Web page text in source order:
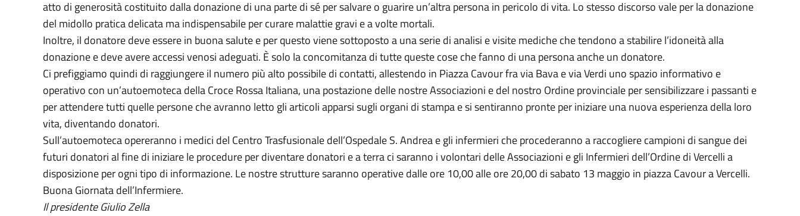
atto di generosità costituito dalla donazione di una parte di sé per salvare o guarire un’altra persona in pericolo di vita. Lo stesso discorso vale per la donazione
del midollo pratica delicata ma indispensabile per curare malattie gravi e a volte mortali.
Inoltre, il donatore deve essere in buona salute e per questo viene sottoposto a una serie di analisi e visite mediche che tendono a stabilire l’idoneità alla
donazione e deve avere accessi venosi adeguati. È solo la concomitanza di tutte queste cose che fanno di una persona anche un donatore.
Ci prefiggiamo quindi di raggiungere il numero più alto possibile di contatti, allestendo in Piazza Cavour fra via Bava e via Verdi uno spazio informativo e
operativo con un’autoemoteca della Croce Rossa Italiana, una postazione delle nostre Associazioni e del nostro Ordine provinciale per sensibilizzare i passanti e
per attendere tutti quelle persone che avranno letto gli articoli apparsi sugli organi di stampa e si sentiranno pronte per iniziare una nuova esperienza della loro
vita, diventando donatori.
Sull’autoemoteca opereranno i medici del Centro Trasfusionale dell’Ospedale S. Andrea e gli infermieri che procederanno a raccogliere campioni di sangue dei
futuri donatori al fine di iniziare le procedure per diventare donatori e a terra ci saranno i volontari delle Associazioni e gli Infermieri dell’Ordine di Vercelli a
disposizione per ogni tipo di informazione. Le nostre strutture saranno operative dalle ore 10,00 alle ore 20,00 di sabato 13 maggio in piazza Cavour a Vercelli.
Buona Giornata dell’Infermiere.
Il presidente Giulio Zella